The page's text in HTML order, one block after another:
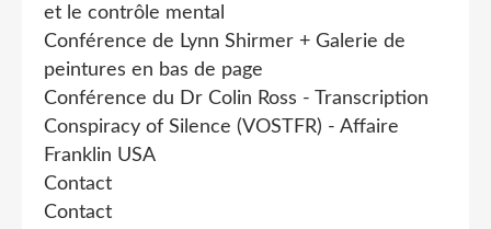
et le contrôle mental
Conférence de Lynn Shirmer + Galerie de
peintures en bas de page
Conférence du Dr Colin Ross - Transcription
Conspiracy of Silence (VOSTFR) - Affaire
Franklin USA
Contact
Contact